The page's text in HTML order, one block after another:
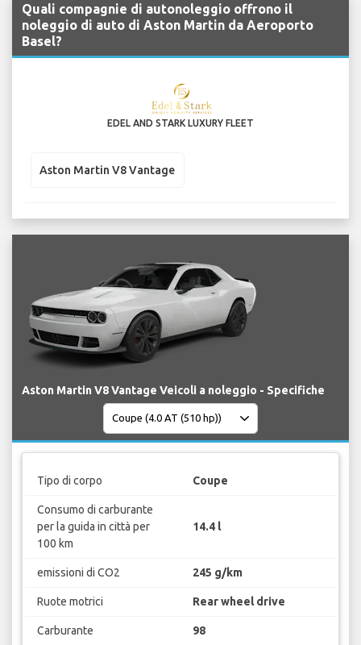
Quali compagnie di autonoleggio offrono il
noleggio di auto di Aston Martin da Aeroporto
Basel?
EDEL AND STARK LUXURY FLEET
Aston Martin V8 Vantage
Aston Martin V8 Vantage Veicoli a noleggio - Specifiche
Tipo di corpo Coupe
Consumo di carburante
per la guida in città per
100 km
14.4 l
emissioni di CO2 245 g/km
Ruote motrici Rear wheel drive
Carburante 98